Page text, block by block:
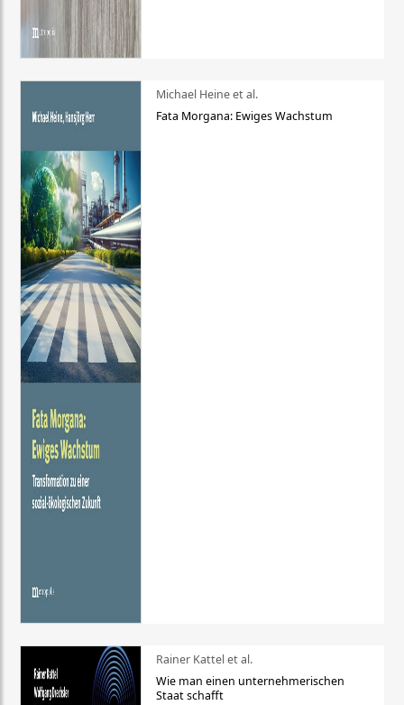
Michael Heine et al.
Fata Morgana: Ewiges Wachstum
Rainer Kattel et al.
Wie man einen unternehmerischen
Staat schafft